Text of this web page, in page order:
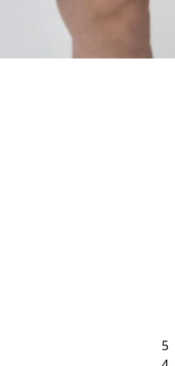
5